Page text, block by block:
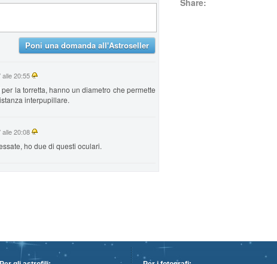
Poni una domanda all'Astroseller
alle 20:55
la torretta, hanno un diametro che permette
interpupillare.
alle 20:08
ho due di questi oculari.
Share: